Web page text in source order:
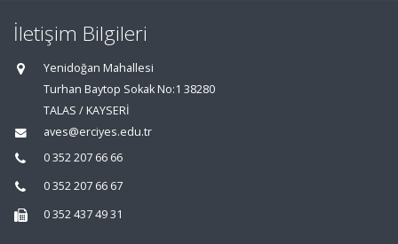
İletişim Bilgileri
Yenidoğan Mahallesi
Turhan Baytop Sokak No:1 38280
TALAS / KAYSERİ
aves@erciyes.edu.tr
0 352 207 66 66
0 352 207 66 67
0 352 437 49 31